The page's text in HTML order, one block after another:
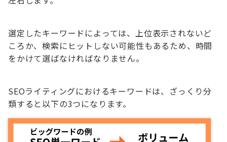
選定したキーワードによっては、上位表示されないど
ころか、検索にヒットしない可能性もあるため、時間
をかけて選ばなければなりません。
SEOライティングにおけるキーワードは、ざっくり分
類すると以下の3つになります。